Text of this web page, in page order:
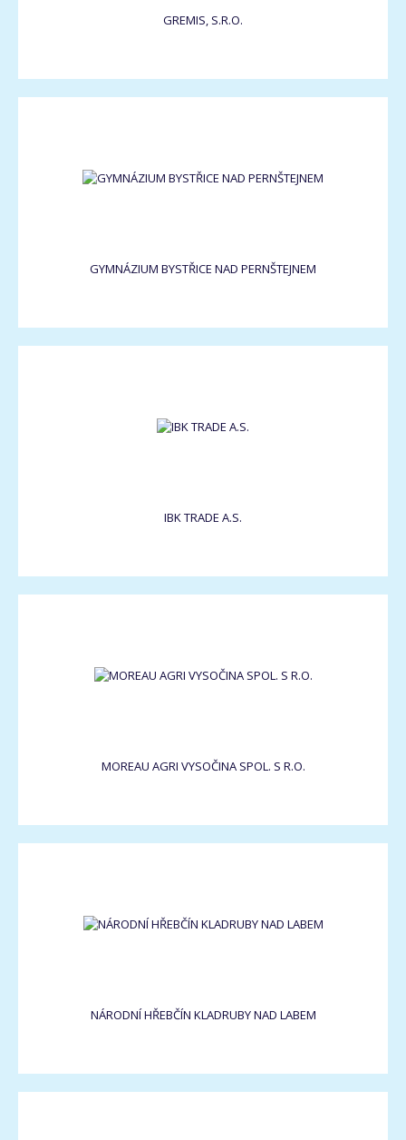
GREMIS, S.R.O.
GYMNÁZIUM BYSTŘICE NAD PERNŠTEJNEM
IBK TRADE A.S.
MOREAU AGRI VYSOČINA SPOL. S R.O.
NÁRODNÍ HŘEBČÍN KLADRUBY NAD LABEM